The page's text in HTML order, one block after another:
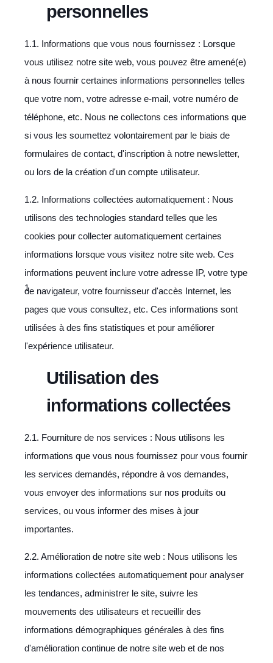
personnelles
1.1. Informations que vous nous fournissez : Lorsque
vous utilisez notre site web, vous pouvez être amené(e)
à nous fournir certaines informations personnelles telles
que votre nom, votre adresse e-mail, votre numéro de
téléphone, etc. Nous ne collectons ces informations que
si vous les soumettez volontairement par le biais de
formulaires de contact, d'inscription à notre newsletter,
ou lors de la création d'un compte utilisateur.
1.2. Informations collectées automatiquement : Nous
utilisons des technologies standard telles que les
cookies pour collecter automatiquement certaines
informations lorsque vous visitez notre site web. Ces
informations peuvent inclure votre adresse IP, votre type
de navigateur, votre fournisseur d'accès Internet, les
pages que vous consultez, etc. Ces informations sont
utilisées à des fins statistiques et pour améliorer
l'expérience utilisateur.
Utilisation des
informations collectées
2.1. Fourniture de nos services : Nous utilisons les
informations que vous nous fournissez pour vous fournir
les services demandés, répondre à vos demandes,
vous envoyer des informations sur nos produits ou
services, ou vous informer des mises à jour
importantes.
2.2. Amélioration de notre site web : Nous utilisons les
informations collectées automatiquement pour analyser
les tendances, administrer le site, suivre les
mouvements des utilisateurs et recueillir des
informations démographiques générales à des fins
d'amélioration continue de notre site web et de nos